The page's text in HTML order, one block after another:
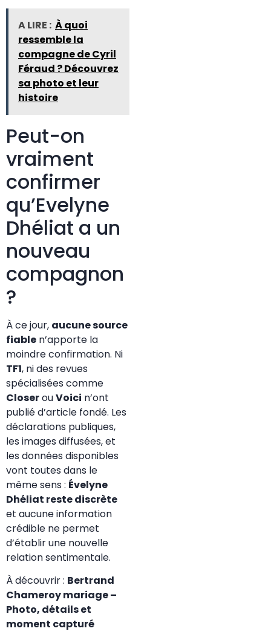
A LIRE : À quoi
ressemble la
compagne de Cyril
Féraud ? Découvrez
sa photo et leur
histoire
Peut-on
vraiment
confirmer
qu’Evelyne
Dhéliat a un
nouveau
compagnon
?
À ce jour, aucune source
fiable n’apporte la
moindre confirmation. Ni
TF1, ni des revues
spécialisées comme
CloserouVoici n’ont
publié d’article fondé. Les
déclarations publiques,
les images diffusées, et
les données disponibles
vont toutes dans le
même sens : Évelyne
Dhéliat reste discrète
et aucune information
crédible ne permet
d’établir une nouvelle
relation sentimentale.
À découvrir : Bertrand
Chameroy mariage –
Photo, détails et
moment capturé